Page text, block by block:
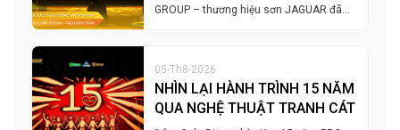
GROUP – thương hiệu sơn JAGUAR đã…
05-Th8-2026
NHÌN LẠI HÀNH TRÌNH 15 NĂM
QUA NGHỆ THUẬT TRANH CÁT